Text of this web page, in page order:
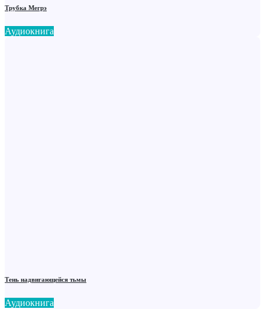
Трубка Мегрэ
Аудиокнига
Тень надвигающейся тьмы
Аудиокнига